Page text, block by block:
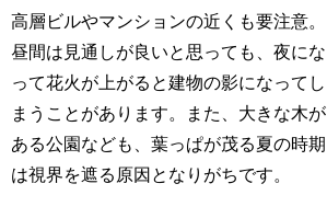
高層ビルやマンションの近くも要注意。
昼間は見通しが良いと思っても、夜にな
って花火が上がると建物の影になってし
まうことがあります。また、大きな木が
ある公園なども、葉っぱが茂る夏の時期
は視界を遮る原因となりがちです。